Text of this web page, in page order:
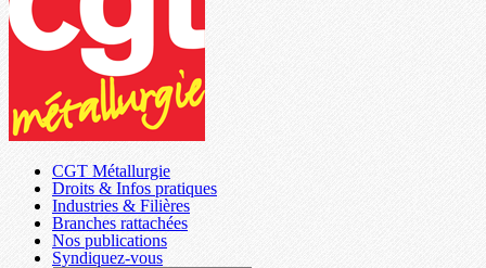
CGT Métallurgie
Droits & Infos pratiques
Industries & Filières
Branches rattachées
Nos publications
Syndiquez-vous